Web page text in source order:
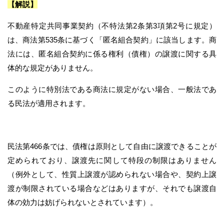
【解説】
不動産特定共同事業契約（不特法第2条第3項第2号に規定）
は、商法第535条に基づく「匿名組合契約」に該当します。商
法には、匿名組合契約に係る権利（債権）の譲渡に関する具
体的な規定がありません。
このように特別法である商法に規定がない場合、一般法であ
る民法が適用されます。
民法第466条では、債権は原則として自由に譲渡できることが
定められており、譲渡先に関して特段の制限はありません
（例外として、性質上譲渡が認められない場合や、契約上譲
渡が制限されている場合などはありますが、それでも譲渡自
体の効力は妨げられないとされています）。